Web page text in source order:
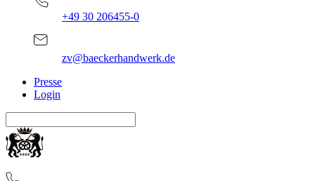
+49 30 206455-0
zv@baeckerhandwerk.de
Presse
Login